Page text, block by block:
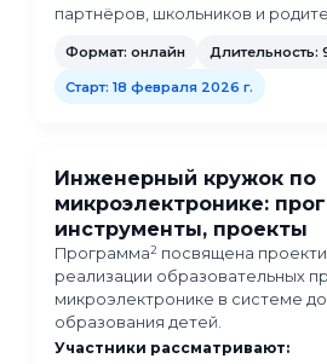
работают в
классы, хакатоны и
какие инженерные
Программа опирается
взаимодействия
индустриальных
Практический фокус:
В ходе обучения
кейсы, в том числе: